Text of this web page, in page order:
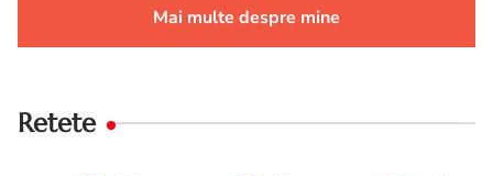
Mai multe despre mine
Retete